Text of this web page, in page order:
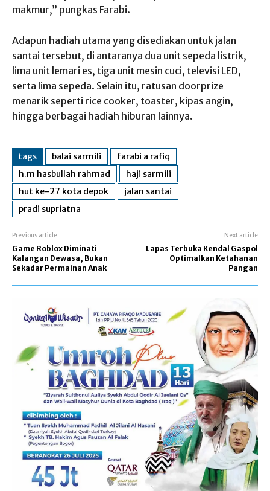
makmur,” pungkas Farabi.
Adapun hadiah utama yang disediakan untuk jalan
santai tersebut, di antaranya dua unit sepeda listrik,
lima unit lemari es, tiga unit mesin cuci, televisi LED,
serta lima sepeda. Selain itu, ratusan doorprize
menarik seperti rice cooker, toaster, kipas angin,
hingga berbagai hadiah hiburan lainnya.
tags balai sarmili
farabi a rafiq
h.m hasbullah rahmad
haji sarmili
hut ke-27 kota depok
jalan santai
pradi supriatna
Previous article
Game Roblox Diminati
Kalangan Dewasa, Bukan
Sekadar Permainan Anak
Next article
Lapas Terbuka Kendal Gaspol
Optimalkan Ketahanan
Pangan